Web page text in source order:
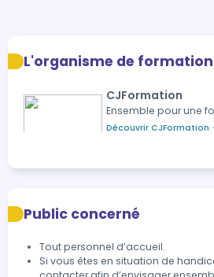
L'organisme de formation
CJFormation
Ensemble pour une
Découvrir CJFormation
Public concerné
Tout personnel d’accueil.
Si vous êtes en situation de